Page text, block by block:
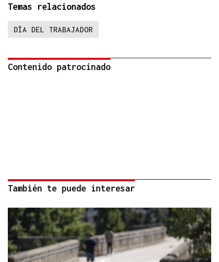
Temas relacionados
DÍA DEL TRABAJADOR
Contenido patrocinado
También te puede interesar